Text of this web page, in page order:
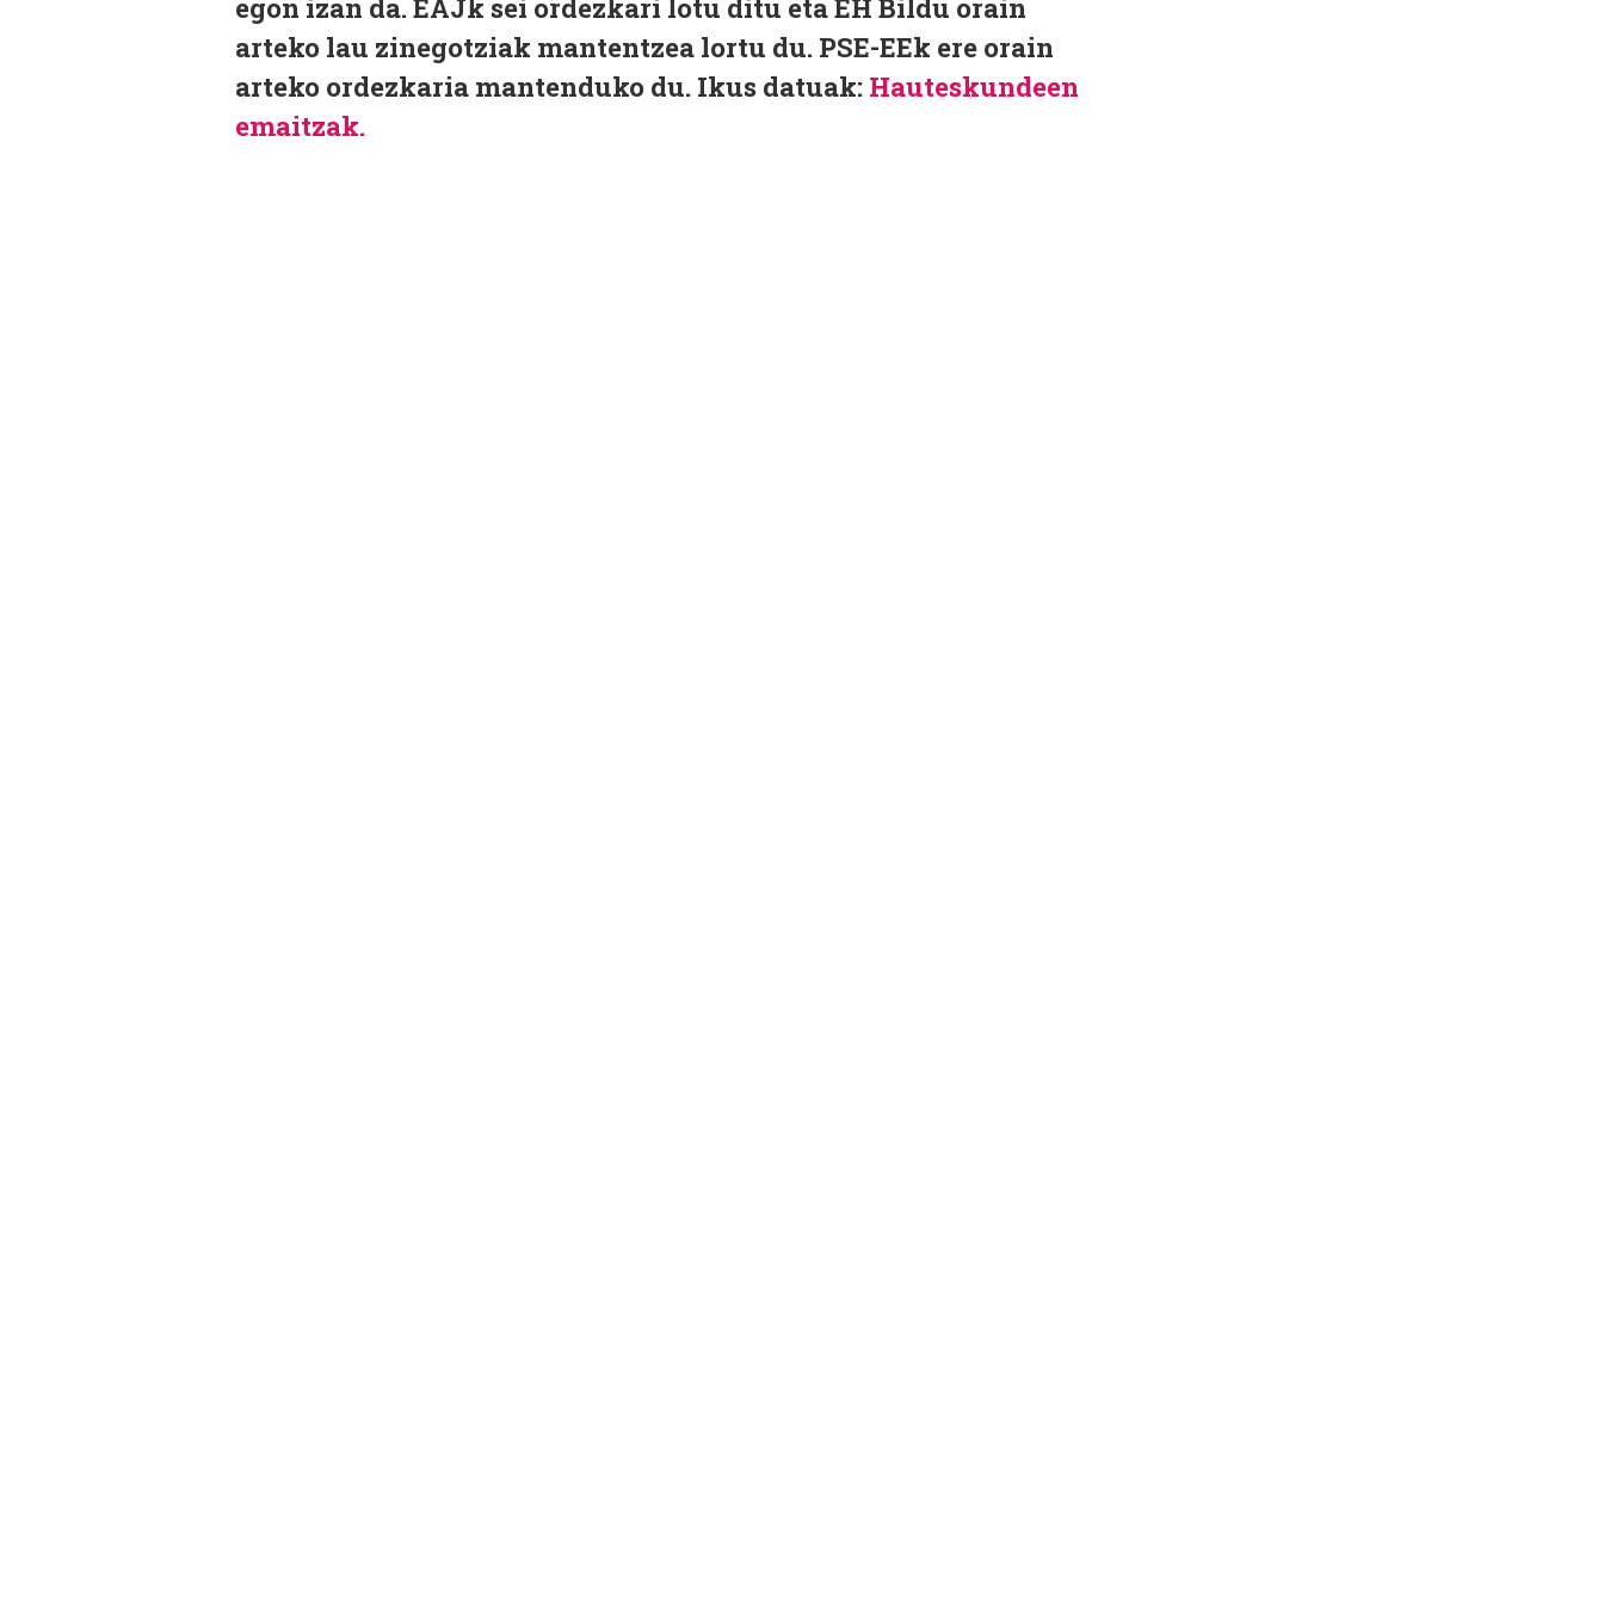
egon izan da. EAJk sei ordezkari lotu ditu eta EH Bildu orain
arteko lau zinegotziak mantentzea lortu du. PSE-EEk ere orain
arteko ordezkaria mantenduko du. Ikus datuak: Hauteskundeen
emaitzak.